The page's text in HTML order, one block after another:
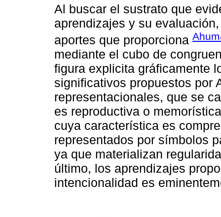
Al buscar el sustrato que
aprendizajes y su
aportes que proporciona
mediante el cubo de
figura explicita gráficamente
significativos propuestos por
representacionales, que se
es reproductiva o
cuya característica es
representados por símbolos
ya que materializan
último, los aprendizajes
intencionalidad es